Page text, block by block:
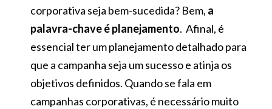
corporativa seja bem-sucedida? Bem, a
palavra-chave é planejamento. Afinal, é
essencial ter um planejamento detalhado para
que a campanha seja um sucesso e atinja os
objetivos definidos. Quando se fala em
campanhas corporativas, é necessário muito